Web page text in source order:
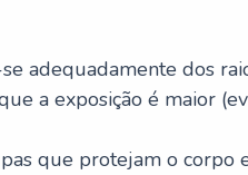
adequadamente dos
a exposição é maior
que protejam o corpo